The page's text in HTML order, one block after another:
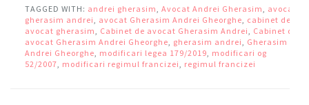
TAGGED WITH: andrei gherasim, Avocat Andrei Gherasim, avocat
gherasim andrei, avocat Gherasim Andrei Gheorghe, cabinet de
avocat gherasim, Cabinet de avocat Gherasim Andrei, Cabinet de
avocat Gherasim Andrei Gheorghe, gherasim andrei, Gherasim
Andrei Gheorghe, modificari legea 179/2019, modificari og
52/2007, modificari regimul francizei, regimul francizei